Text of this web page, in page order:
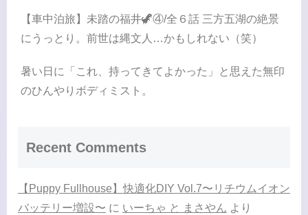
【車中泊旅】未踏の福井🦖④/全６話 三方五湖の絶景
にうっとり。前世は縄文人…かもしれない（笑）
暑い日に「これ、持ってきてよかった」と思えた無印
のひんやりボディミスト。
Recent Comments
【Puppy Fullhouse】快適化DIY Vol.7〜リチウムイオン
バッテリー増設〜 に いーちゃ と まさやん より